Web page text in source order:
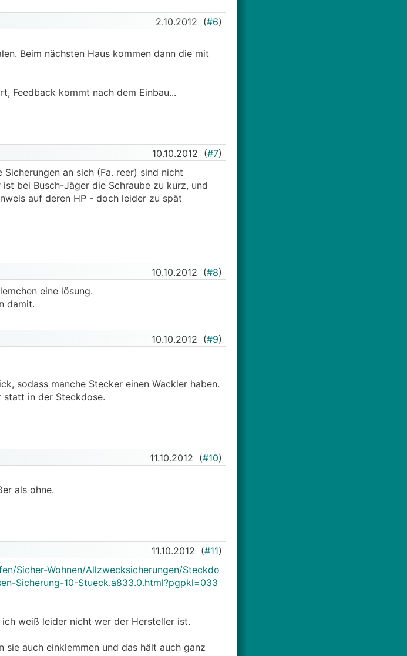
2.10.2012 (#6)
Beim nächsten Haus kommen dann die mit
Feedback kommt nach dem Einbau...
10.10.2012 (#7)
an sich (Fa. reer) sind nicht
bei Busch-Jäger die Schraube zu kurz, und
auf deren HP - doch leider zu spät
10.10.2012 (#8)
eine lösung.
damit.
10.10.2012 (#9)
sodass manche Stecker einen Wackler haben.
statt in der Steckdose.
11.10.2012 (#10)
als ohne.
11.10.2012 (#11)
Sicher-Wohnen/Allzwecksicherungen/Steckdo
Sicherung-10-Stueck.a833.0.html?pgpkl=033
weiß leider nicht wer der Hersteller ist.
auch einklemmen und das hält auch ganz